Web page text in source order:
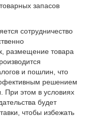
запасов
сотрудничество
размещение товара
и пошлин, что
решением
При этом в условиях
будет
чтобы избежать